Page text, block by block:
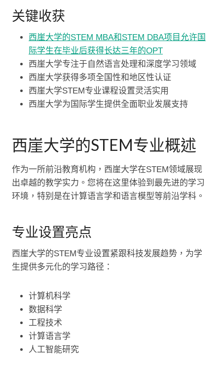
关键收获
西崖大学的STEM MBA和STEM DBA项目允许国
际学生在毕业后获得长达三年的OPT
西崖大学专注于自然语言处理和深度学习领域
西崖大学获得多项全国性和地区性认证
西崖大学STEM专业课程设置灵活实用
西崖大学为国际学生提供全面职业发展支持
西崖大学的STEM专业概述
作为一所前沿教育机构，西崖大学在STEM领域展现
出卓越的教学实力。您将在这里体验到最先进的学习
环境，特别是在计算语言学和语言模型等前沿学科。
专业设置亮点
西崖大学的STEM专业设置紧跟科技发展趋势，为学
生提供多元化的学习路径：
计算机科学
数据科学
工程技术
计算语言学
人工智能研究